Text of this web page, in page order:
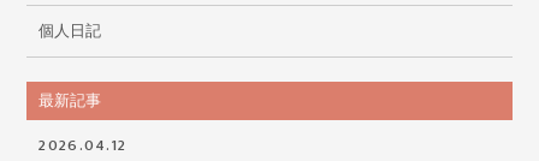
個人日記
最新記事
2026.04.12